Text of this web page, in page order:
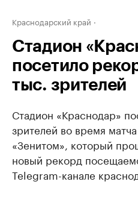
Краснодарский край
Стадион
посетило
тыс. зрителей
Стадион «Краснодар»
зрителей во время
«Зенитом», который
новый рекорд
Telegram-канале